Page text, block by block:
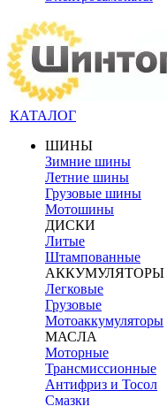
КАТАЛОГ
ШИНЫ
Зимние шины
Летние шины
Грузовые шины
Мотошины
ДИСКИ
Литые
Штампованные
АККУМУЛЯТОРЫ
Легковые
Грузовые
Мотоаккумуляторы
МАСЛА
Моторные
Трансмиссионные
Антифриз и Тосол
Смазки